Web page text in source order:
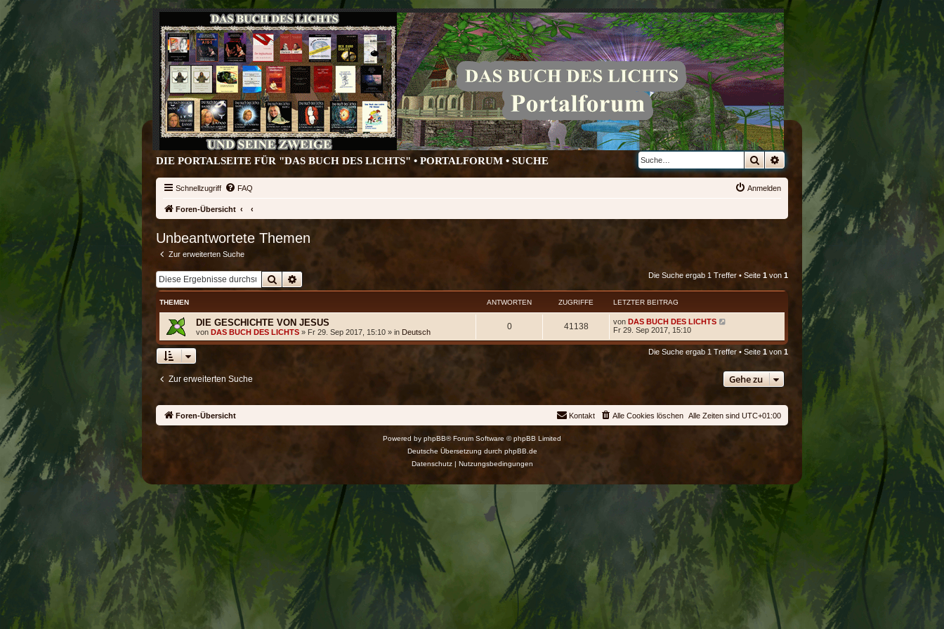
SucheErweiterte Suche
DIE PORTALSEITE FÜR "DAS BUCH DES LICHTS" • PORTALFORUM • SUCHE
Schnellzugriff FAQ Anmelden
Foren-Übersicht
Unbeantwortete Themen
Zur erweiterten Suche
SucheErweiterte Suche Die Suche ergab 1 Treffer • Seite 1 von 1
THEMEN ANTWORTEN ZUGRIFFE LETZTER BEITRAG
DIE GESCHICHTE VON JESUS
von DAS BUCH DES LICHTS » Fr 29. Sep 2017, 15:10 » in Deutsch
0 41138 von DAS BUCH DES LICHTS
Fr 29. Sep 2017, 15:10
Die Suche ergab 1 Treffer • Seite 1 von 1
Zur erweiterten Suche Gehe zu
Foren-Übersicht Alle Zeiten sind UTC+01:00
Alle Cookies löschen
Kontakt
Powered by phpBB® Forum Software © phpBB Limited
Deutsche Übersetzung durch phpBB.de
Datenschutz| Nutzungsbedingungen